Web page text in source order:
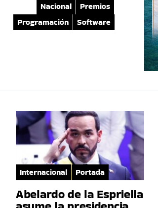
Nacional
Premios
Programación
Software
Internacional Portada
Abelardo de la Espriella